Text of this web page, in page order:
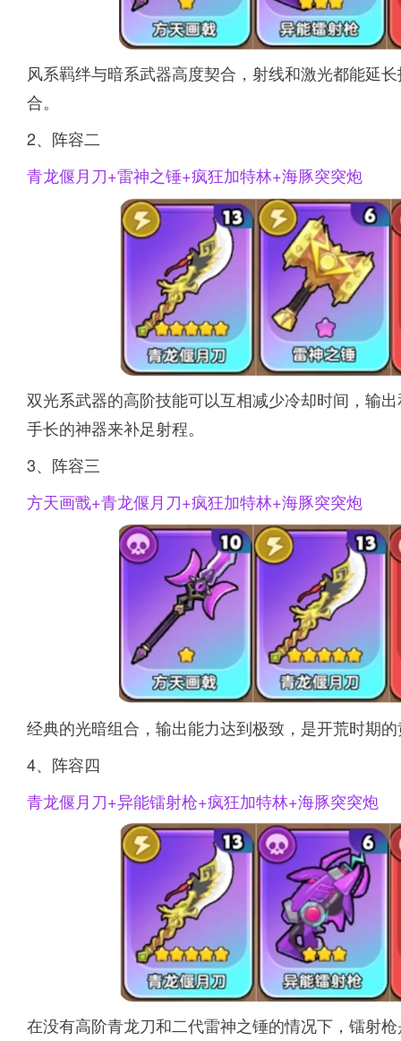
风系羁绊与暗系武器高度契合，射线和激光都能延
合。
2、阵容二
青龙偃月刀+雷神之锤+疯狂加特林+海豚突突炮
双光系武器的高阶技能可以互相减少冷却时间，输
手长的神器来补足射程。
3、阵容三
方天画戬+青龙偃月刀+疯狂加特林+海豚突突炮
经典的光暗组合，输出能力达到极致，是开荒时期
4、阵容四
青龙偃月刀+异能镭射枪+疯狂加特林+海豚突突炮
在没有高阶青龙刀和二代雷神之锤的情况下，镭射